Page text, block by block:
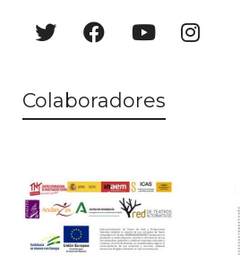
Colaboradores